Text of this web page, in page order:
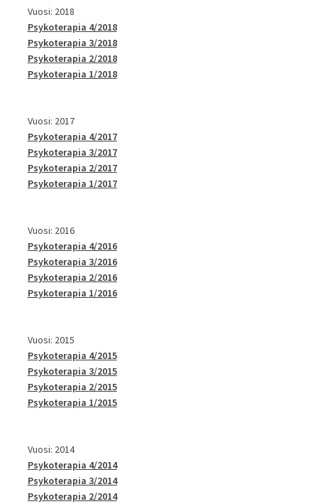
Vuosi: 2018
Psykoterapia 4/2018
Psykoterapia 3/2018
Psykoterapia 2/2018
Psykoterapia 1/2018
Vuosi: 2017
Psykoterapia 4/2017
Psykoterapia 3/2017
Psykoterapia 2/2017
Psykoterapia 1/2017
Vuosi: 2016
Psykoterapia 4/2016
Psykoterapia 3/2016
Psykoterapia 2/2016
Psykoterapia 1/2016
Vuosi: 2015
Psykoterapia 4/2015
Psykoterapia 3/2015
Psykoterapia 2/2015
Psykoterapia 1/2015
Vuosi: 2014
Psykoterapia 4/2014
Psykoterapia 3/2014
Psykoterapia 2/2014